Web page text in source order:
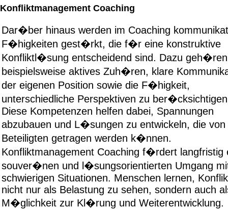
Konfliktmanagement Coaching
Dar�ber hinaus werden im Coaching
F�higkeiten gest�rkt, die f�r eine konstruktive
Konfliktl�sung entscheidend sind. Dazu geh�ren
beispielsweise aktives Zuh�ren, klare
der eigenen Position sowie die F�higkeit,
unterschiedliche Perspektiven zu
Diese Kompetenzen helfen dabei, Spannungen
abzubauen und L�sungen zu entwickeln, die von
Beteiligten getragen werden k�nnen.
Konfliktmanagement Coaching f�rdert langfristig
souver�nen und l�sungsorientierten Umgang
schwierigen Situationen. Menschen lernen,
nicht nur als Belastung zu sehen, sondern auch
M�glichkeit zur Kl�rung und Weiterentwicklung.